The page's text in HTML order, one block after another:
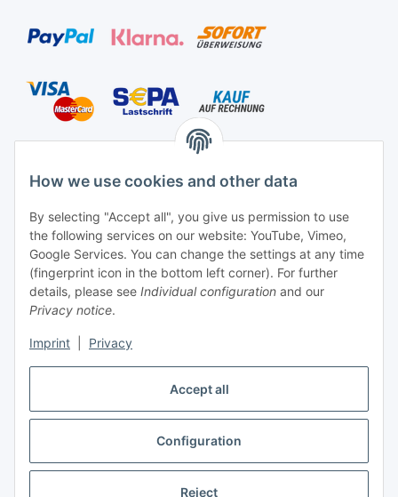
Accept all
Configuration
Reject
How we use cookies and other data
By selecting "Accept all", you give us permission to use
the following services on our website: YouTube, Vimeo,
Google Services. You can change the settings at any time
(fingerprint icon in the bottom left corner). For further
details, please see Individual configuration and our
Privacy notice.
Imprint Privacy
Contact
Mayaadi Home
Max-Planck-Str. 34
61184 Karben
Germany
Telephone: +49-6039-938080
info@mayaadi-home.de
* All prices incl. VAT, plusshipping fees